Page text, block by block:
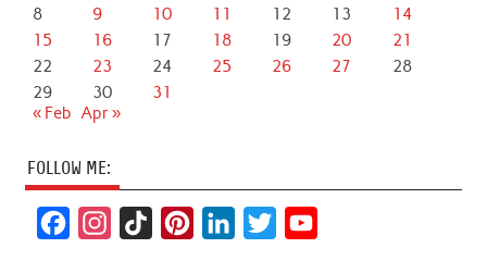
8
9 10 11 12 13
14
15
16 17 18 19 20
21
22
23 24 25 26 27
28
29
30
31
« Feb Apr »
FOLLOW ME: